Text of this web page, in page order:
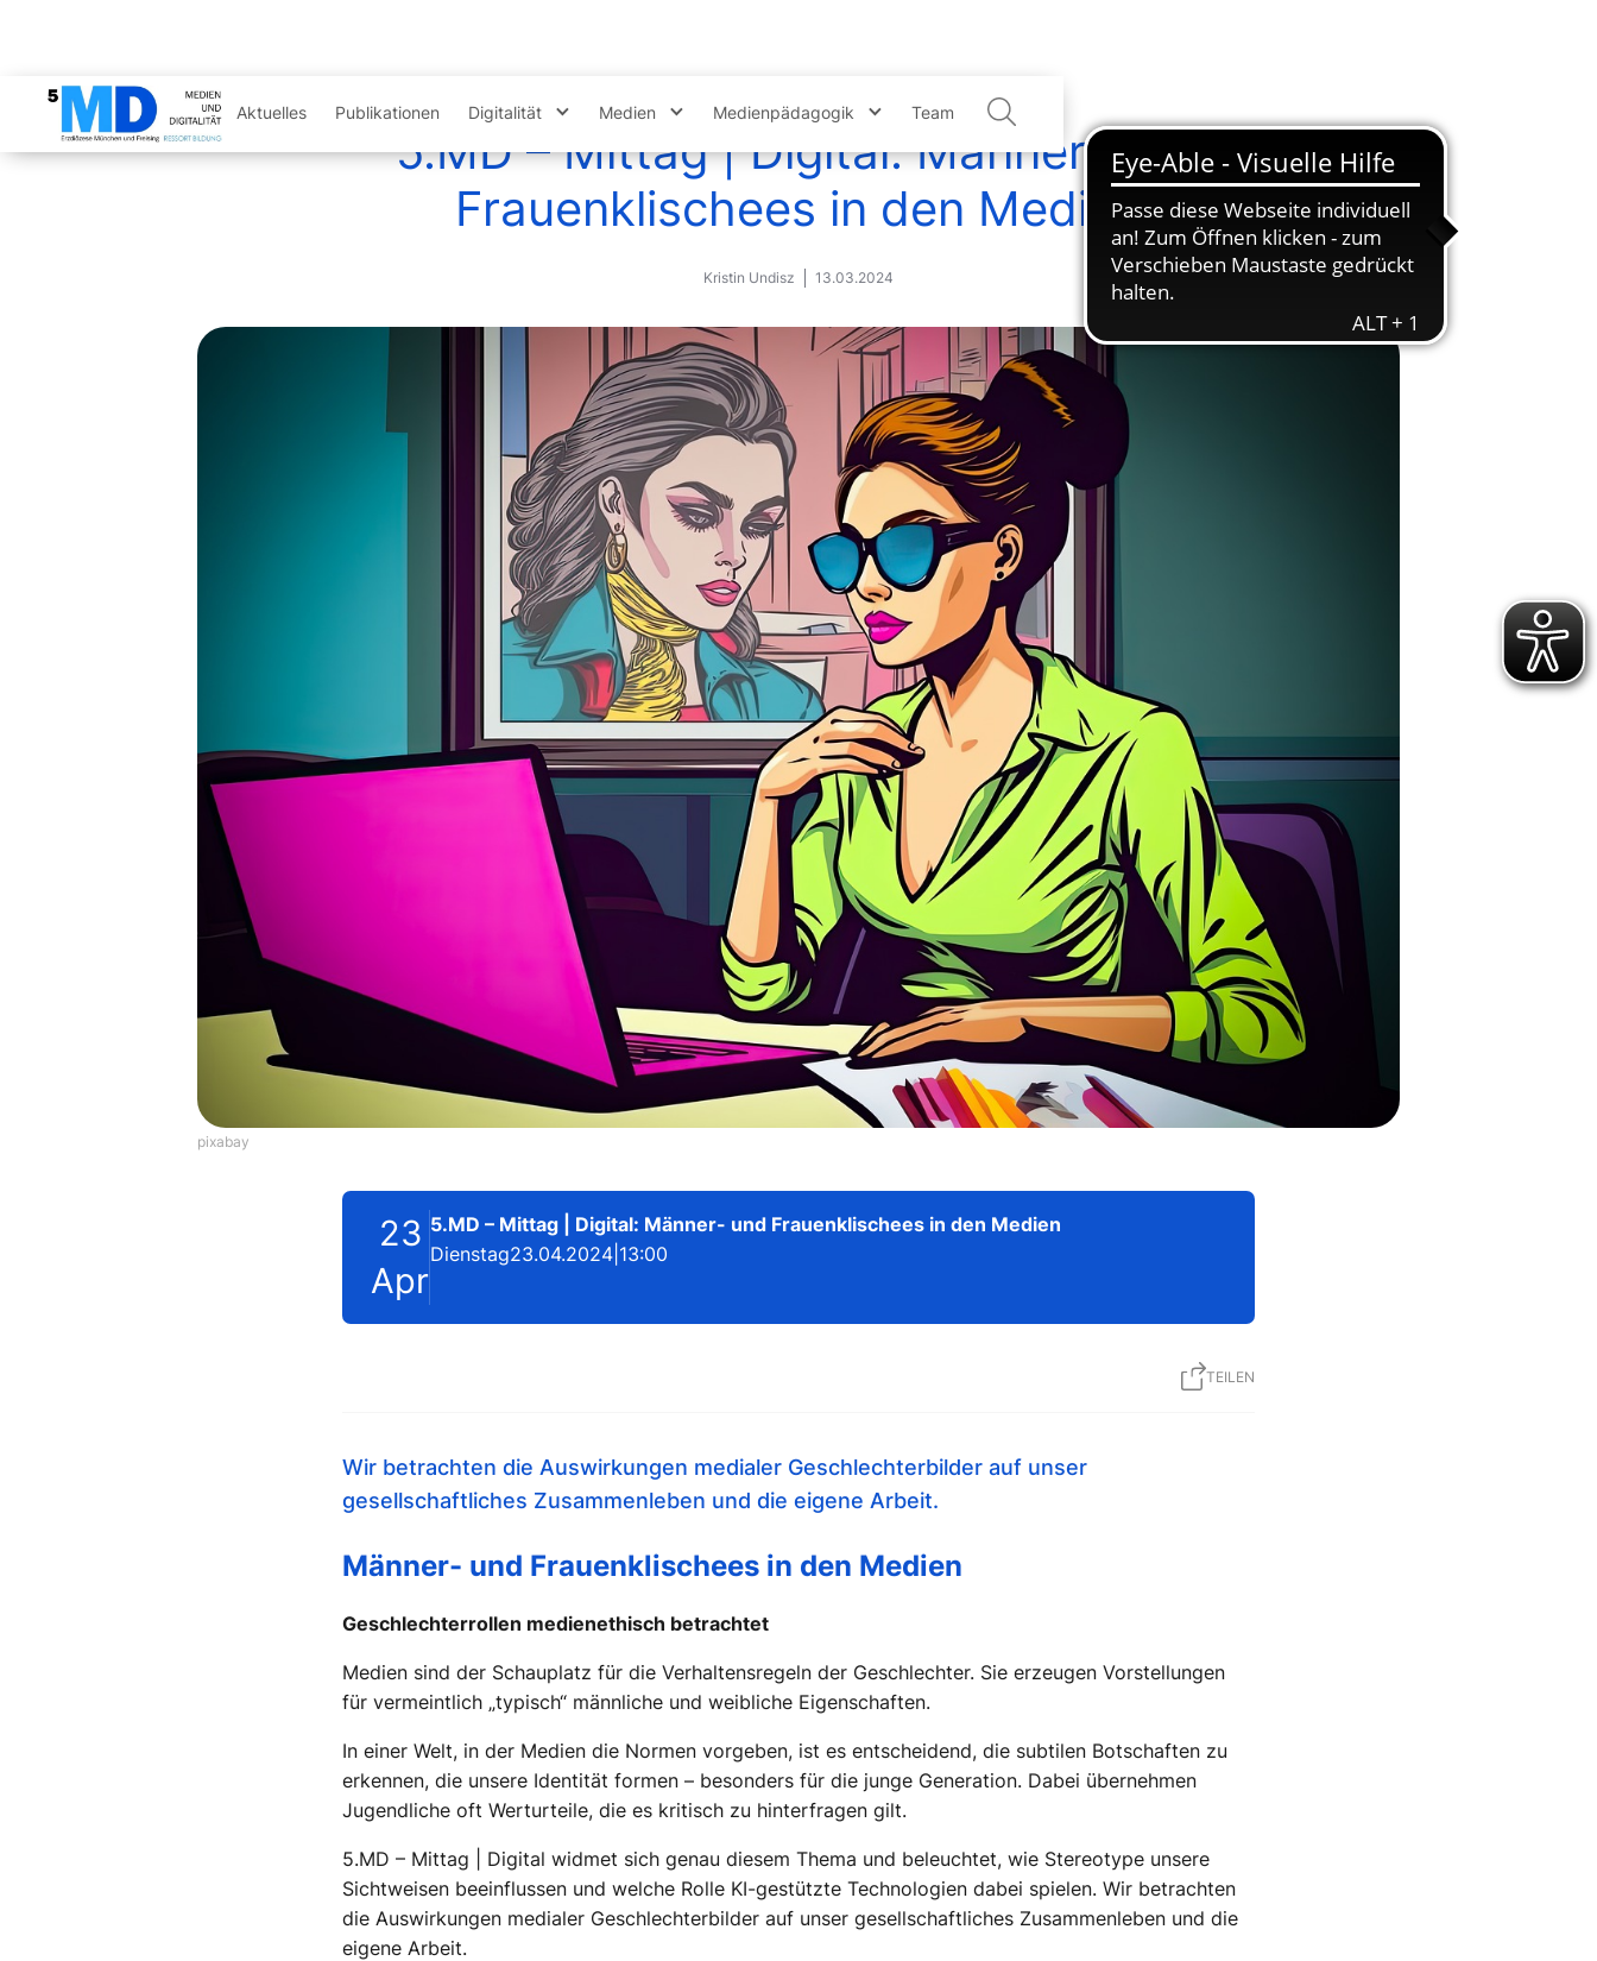
Aktuelles Publikationen Digitalität Medien Medienpädagogik Team
5.MD – Mittag | Digital: Männer- und
Frauenklischees in den Medien
Kristin Undisz 13.03.2024
pixabay
23
Apr
5.MD – Mittag | Digital: Männer- und Frauenklischees in den Medien
Dienstag23.04.2024| 13:00
TEILEN
Wir betrachten die Auswirkungen medialer Geschlechterbilder auf unser
gesellschaftliches Zusammenleben und die eigene Arbeit.
Männer- und Frauenklischees in den Medien
Geschlechterrollen medienethisch betrachtet
Medien sind der Schauplatz für die Verhaltensregeln der Geschlechter. Sie erzeugen Vorstellungen
für vermeintlich „typisch“ männliche und weibliche Eigenschaften.
In einer Welt, in der Medien die Normen vorgeben, ist es entscheidend, die subtilen Botschaften zu
erkennen, die unsere Identität formen – besonders für die junge Generation. Dabei übernehmen
Jugendliche oft Werturteile, die es kritisch zu hinterfragen gilt.
5.MD – Mittag | Digital widmet sich genau diesem Thema und beleuchtet, wie Stereotype unsere
Sichtweisen beeinflussen und welche Rolle KI-gestützte Technologien dabei spielen. Wir betrachten
die Auswirkungen medialer Geschlechterbilder auf unser gesellschaftliches Zusammenleben und die
eigene Arbeit.